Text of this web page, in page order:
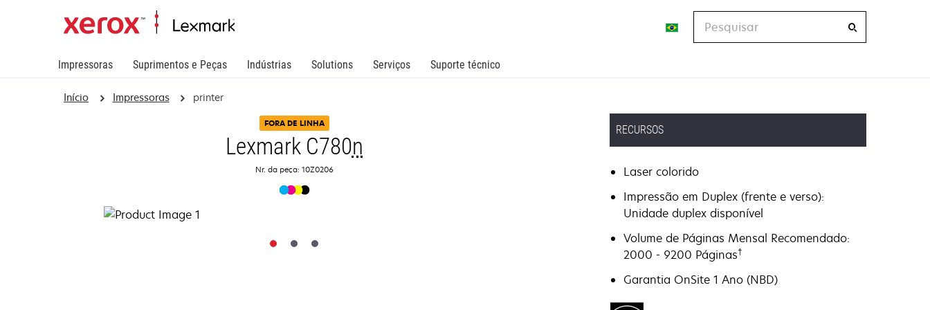
Impressoras Suprimentos e Peças Indústrias Solutions Serviços Suporte técnico
Início Impressoras printer
FORA DE LINHA
Lexmark C780n
Nr. da peça: 10Z0206
RECURSOS
Laser colorido
Impressão em Duplex (frente e verso):
Unidade duplex disponível
Volume de Páginas Mensal Recomendado:
2000 - 9200 Páginas†
Garantia OnSite 1 Ano (NBD)